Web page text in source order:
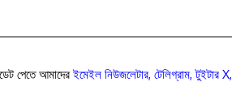
পেতে আমাদেরইমেইল নিউজলেটার, টেলিগ্রাম,টুইটার X,